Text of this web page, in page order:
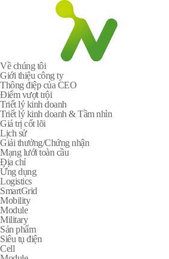
Về chúng tôi
Giới thiệu công ty
Thông điệp của CEO
Điểm vượt trội
Triết lý kinh doanh
Triết lý kinh doanh & Tầm nhìn
Giá trị cốt lõi
Lịch sử
Giải thưởng/Chứng nhận
Mạng lưới toàn cầu
Địa chỉ
Ứng dụng
Logistics
SmartGrid
Mobility
Module
Military
Sản phẩm
Siêu tụ điện
Cell